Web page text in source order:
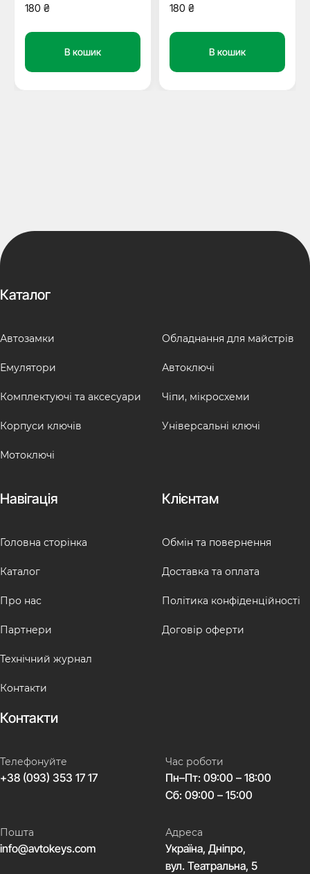
180 ₴
В кошик
180 ₴
В кошик
Каталог
Автозамки
Емулятори
Комплектуючі та аксесуари
Корпуси ключів
Мотоключі
Обладнання для майстрів
Автоключі
Чіпи, мікросхеми
Універсальні ключі
Навігація
Головна сторінка
Каталог
Про нас
Партнери
Технічний журнал
Контакти
Клієнтам
Обмін та повернення
Доставка та оплата
Політика конфіденційності
Договір оферти
Контакти
Телефонуйте
+38 (093) 353 17 17
Час роботи
Пн–Пт: 09:00 – 18:00
Сб: 09:00 – 15:00
Пошта
info@avtokeys.com
Адреса
Україна, Дніпро,
вул. Театральна, 5